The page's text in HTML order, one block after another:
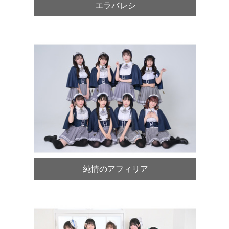
エラバレシ
純情のアフィリア